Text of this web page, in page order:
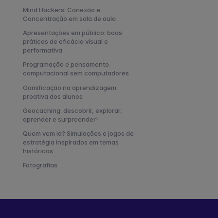
Mind Hackers: Conexão e
Concentração em sala de aula
Apresentações em público: boas
práticas de eficácia visual e
performativa
Programação e pensamento
computacional sem computadores
Gamificação na aprendizagem
proativa dos alunos
Geocaching: descobrir, explorar,
aprender e surpreender!
Quem vem lá? Simulações e jogos de
estratégia inspirados em temas
históricos
Fotografias